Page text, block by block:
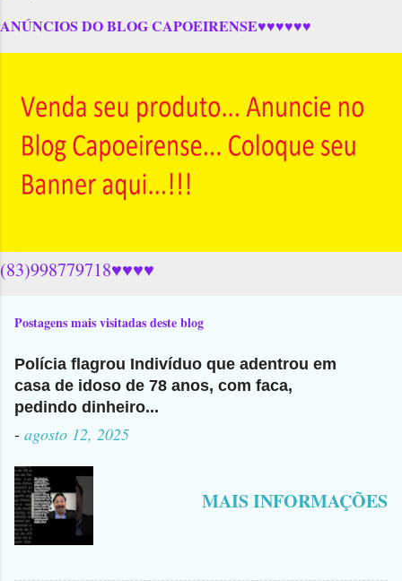
ANÚNCIOS DO BLOG CAPOEIRENSE♥♥♥♥♥♥
(83)998779718♥♥♥♥
Postagens mais visitadas deste blog
Polícia flagrou Indivíduo que adentrou em
casa de idoso de 78 anos, com faca,
pedindo dinheiro...
- agosto 12, 2025
MAIS INFORMAÇÕES